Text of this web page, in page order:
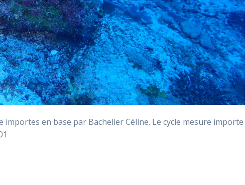
importes en base par Bachelier Céline. Le cycle mesure importe